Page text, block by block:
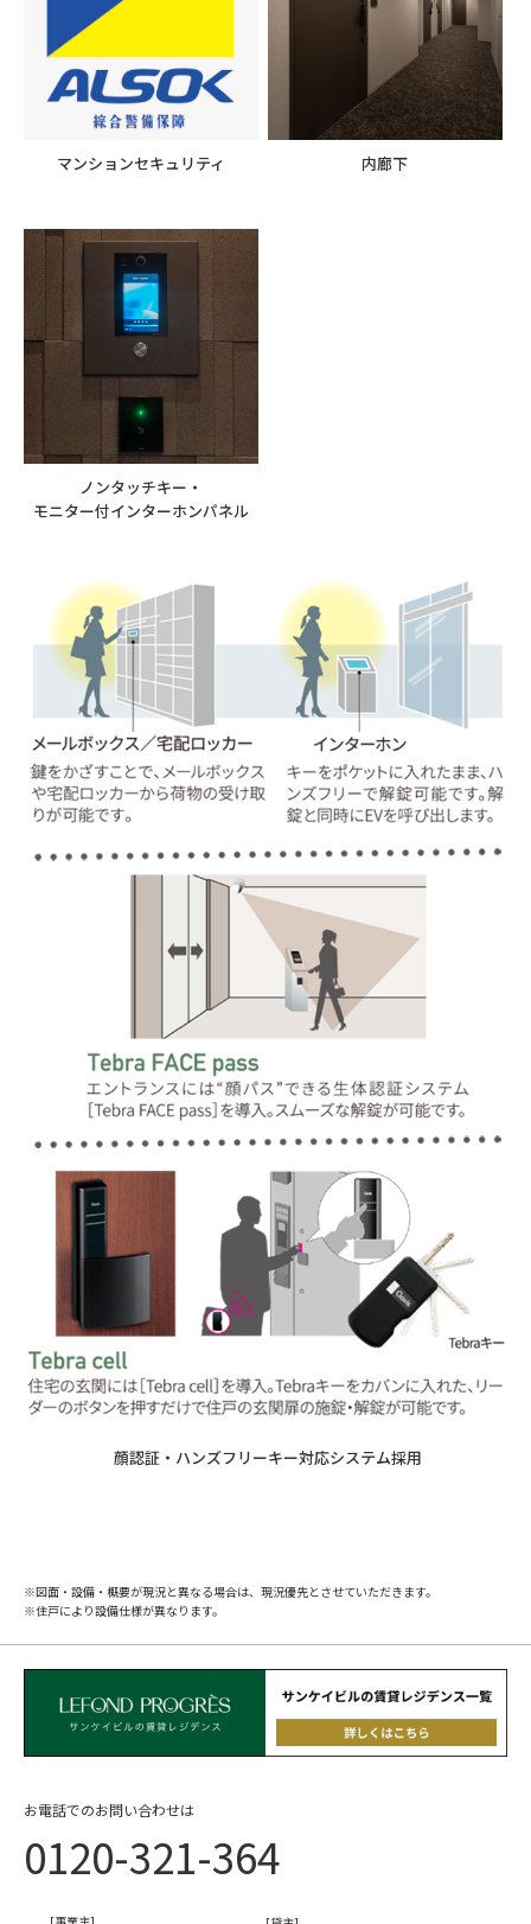
マンションセキュリティ 内廊下
ノンタッチキー・
モニター付インターホンパネル
顔認証・ハンズフリーキー対応システム採用
※図面・設備・概要が現況と異なる場合は、現況優先とさせていただきます。
※住戸により設備仕様が異なります。
お電話でのお問い合わせは
0120-321-364